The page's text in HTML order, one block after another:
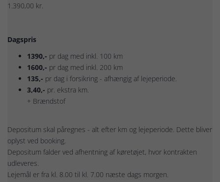
1.390,00 kr.
Dagspris
1390,- pr dag med inkl. 100 km
1600,- pr dag med inkl. 200 km
135,- pr dag i forsikring - afhængig af lejeperiode.
3,40,- pr. ekstra km.
+ Brændstof
Depositum skal påregnes - alt efter km og lejeperiode. Dette bliver
oplyst ved booking.
Depositum falder ved afhentning af køretøjet, hvor kontrakten
udleveres.
Lejemål er fra kl. 8.00 til kl. 7.00 næste dags morgen.